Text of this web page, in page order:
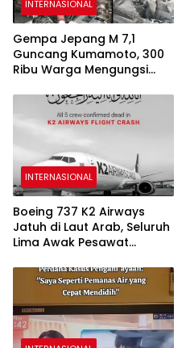
INTERNASIONAL
Gempa Jepang M 7,1
Guncang Kumamoto, 300
Ribu Warga Mengungsi
INTERNASIONAL
Boeing 737 K2 Airways
Jatuh di Laut Arab, Seluruh
Lima Awak Pesawat